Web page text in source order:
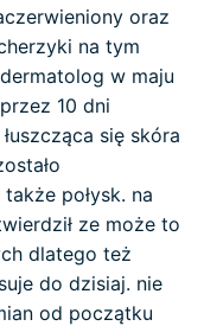
oraz
na tym
w maju
10 dni
się skóra
połysk. na
ze może to
dlatego też
do dzisiaj. nie
od początku